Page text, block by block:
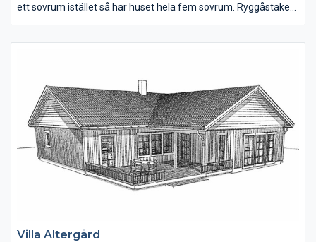
ett sovrum istället så har huset hela fem sovrum. Ryggåstaket
Villa Altergård